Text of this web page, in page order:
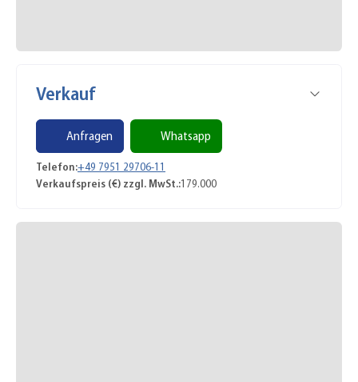
Verkauf
Anfragen Whatsapp
Telefon:+49 7951 29706-11
Verkaufspreis (€) zzgl. MwSt.:179.000